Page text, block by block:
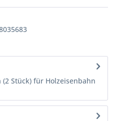
Stück) für Holzeisenbahn